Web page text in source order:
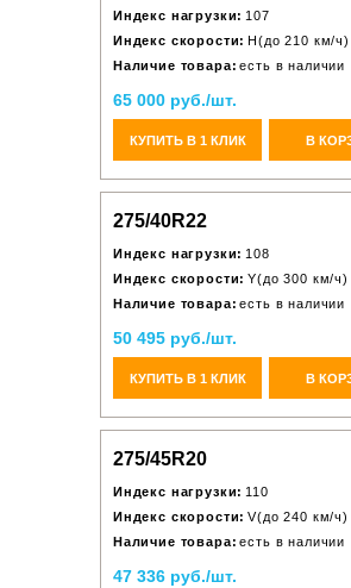
Индекс нагрузки: 107
Индекс скорости: H(до 210 км/ч)
Наличие товара: есть в наличии
65 000 руб./шт.
КУПИТЬ В 1 КЛИК В
275/40R22
Индекс нагрузки: 108
Индекс скорости: Y(до 300 км/ч)
Наличие товара: есть в наличии
50 495 руб./шт.
КУПИТЬ В 1 КЛИК В
275/45R20
Индекс нагрузки: 110
Индекс скорости: V(до 240 км/ч)
Наличие товара: есть в наличии
47 336 руб./шт.